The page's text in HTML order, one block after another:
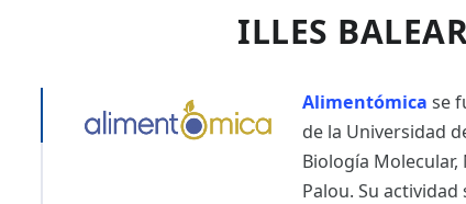
ILLES
Alimentómica se
de la Universidad
Biología
Palou. Su